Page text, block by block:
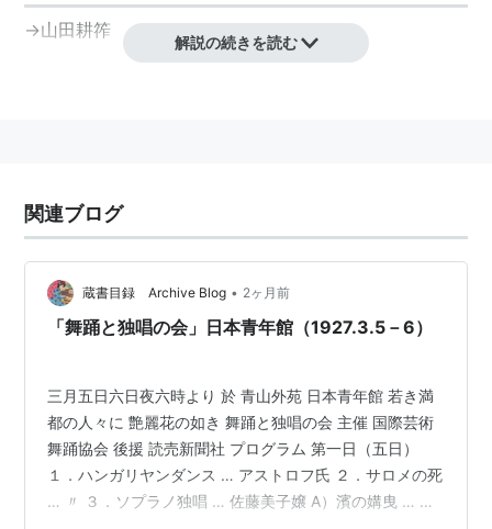
→山田耕筰
解説の続きを読む
関連ブログ
蔵書目録 Archive Blog • 2ヶ月前
「舞踊と独唱の会」日本青年館（1927.3.5－6）
三月五日六日夜六時より 於 青山外苑 日本青年館 若き満
都の人々に 艶麗花の如き 舞踊と独唱の会 主催 国際芸術
舞踊協会 後援 読売新聞社 プログラム 第一日（五日）
１．ハンガリヤンダンス … アストロフ氏 ２．サロメの死
… 〃 ３．ソプラノ独唱 … 佐藤美子嬢 A）濱の媾曳 … 山